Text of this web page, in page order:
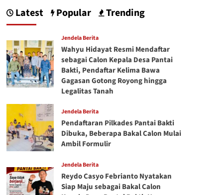
Latest Popular Trending
Jendela Berita
Wahyu Hidayat Resmi Mendaftar
sebagai Calon Kepala Desa Pantai
Bakti, Pendaftar Kelima Bawa
Gagasan Gotong Royong hingga
Legalitas Tanah
Jendela Berita
Pendaftaran Pilkades Pantai Bakti
Dibuka, Beberapa Bakal Calon Mulai
Ambil Formulir
Jendela Berita
Reydo Casyo Febrianto Nyatakan
Siap Maju sebagai Bakal Calon